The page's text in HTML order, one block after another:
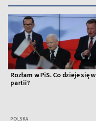
Rozłam w PiS. Co dzieje się w
partii?
POLSKA